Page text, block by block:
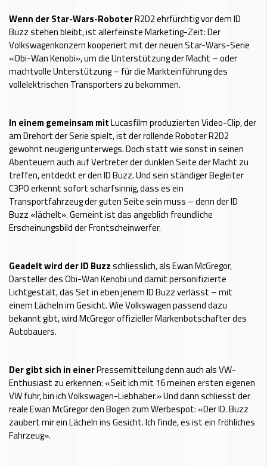
Wenn der Star-Wars-RoboterR2D2 ehrfürchtig vor dem ID
Buzz stehen bleibt, ist allerfeinste Marketing-Zeit: Der
Volkswagenkonzern kooperiert mit der neuen Star-Wars-Serie
«Obi-Wan Kenobi», um die Unterstützung der Macht – oder
machtvolle Unterstützung – für die Markteinführung des
vollelektrischen Transporters zu bekommen.
In einem gemeinsam mitLucasfilm produzierten Video-Clip, der
am Drehort der Serie spielt, ist der rollende Roboter R2D2
gewohnt neugierig unterwegs. Doch statt wie sonst in seinen
Abenteuern auch auf Vertreter der dunklen Seite der Macht zu
treffen, entdeckt er den ID Buzz. Und sein ständiger Begleiter
C3PO erkennt sofort scharfsinnig, dass es ein
Transportfahrzeug der guten Seite sein muss – denn der ID
Buzz «lächelt». Gemeint ist das angeblich freundliche
Erscheinungsbild der Frontscheinwerfer.
Geadelt wird der ID Buzzschliesslich, als Ewan McGregor,
Darsteller des Obi-Wan Kenobi und damit personifizierte
Lichtgestalt, das Set in eben jenem ID Buzz verlässt – mit
einem Lächeln im Gesicht. Wie Volkswagen passend dazu
bekannt gibt, wird McGregor offizieller Markenbotschafter des
Autobauers.
Der gibt sich in einerPressemitteilung denn auch als VW-
Enthusiast zu erkennen: «Seit ich mit 16 meinen ersten eigenen
VW fuhr, bin ich Volkswagen-Liebhaber.» Und dann schliesst der
reale Ewan McGregor den Bogen zum Werbespot: «Der ID. Buzz
zaubert mir ein Lächeln ins Gesicht. Ich finde, es ist ein fröhliches
Fahrzeug».